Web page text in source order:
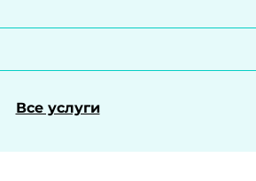
Все услуги